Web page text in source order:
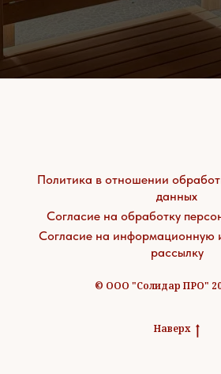
Политика в отношении
данных
Согласие на обработку
Согласие на информационную
рассылку
© ООО "Солидар ПРО"
Наверх